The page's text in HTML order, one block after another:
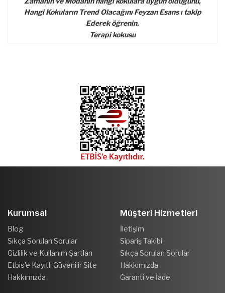
Hangi Kokuların Trend Olacağını Feyzan Esans ı takip
Ederek öğrenin.
​Terapi kokusu
Kurumsal
Blog
Sıkça Sorulan Sorular
Gizlilik ve Kullanım Şartları
Etbis'e Kayıtlı Güvenilir Site
Hakkımızda
Müşteri Hizmetleri
İletişim
Sipariş Takibi
Sıkça Sorulan Sorular
Hakkımızda
Garanti ve İade